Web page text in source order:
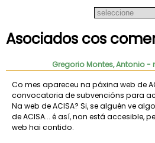
Asociados cos
Gregorio Montes, Antonio-
Co mes apareceu na páxina web de
convocatoria de subvencións para
Na web de ACISA? Si, se alguén ve
de ACISA... é así, non está accesible,
web hai contido.